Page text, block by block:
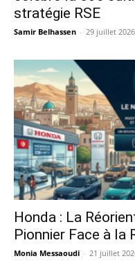
stratégie RSE
Samir Belhassen - 29 juillet 2026
Honda : La
Pionnier Face à la
Monia Messaoudi - 21 juillet